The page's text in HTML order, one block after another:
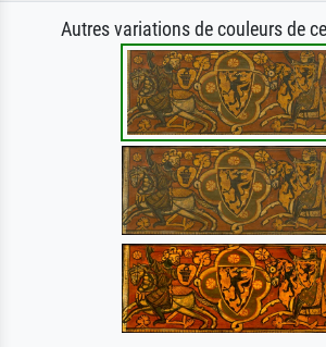
Autres variations de couleurs de